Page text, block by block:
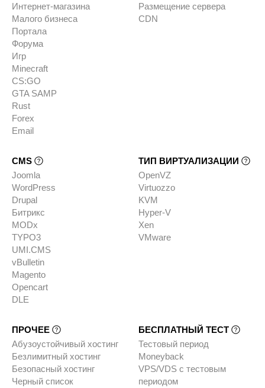
Интернет-магазина
Малого бизнеса
Портала
Форума
Игр
Minecraft
CS:GO
GTA SAMP
Rust
Forex
Email
Размещение сервера
CDN
CMS
Joomla
WordPress
Drupal
Битрикс
MODx
TYPO3
UMI.CMS
vBulletin
Magento
Opencart
DLE
ТИП ВИРТУАЛИЗАЦИИ
OpenVZ
Virtuozzo
KVM
Hyper-V
Xen
VMware
ПРОЧЕЕ
Абузоустойчивый хостинг
Безлимитный хостинг
Безопасный хостинг
Черный список
БЕСПЛАТНЫЙ ТЕСТ
Тестовый период
Moneyback
VPS/VDS с тестовым
периодом